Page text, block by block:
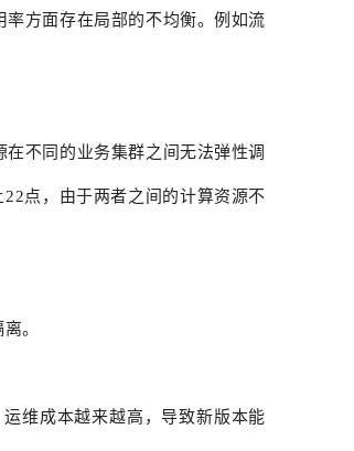
方面存在局部的不均衡。例如流
不同的业务集群之间无法弹性调
点，由于两者之间的计算资源不
。
维成本越来越高，导致新版本能